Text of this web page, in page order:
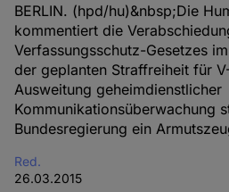
BERLIN. (hpd/hu)&nbsp;Die
kommentiert die
Verfassungsschutz-Gesetzes
der geplanten Straffreiheit für
Ausweitung geheimdienstlicher
Kommunikationsüberwachung
Bundesregierung ein
Red.
26.03.2015